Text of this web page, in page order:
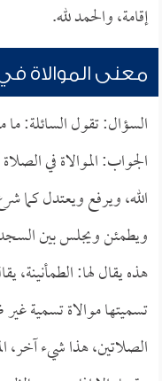
إقامة، والحمد لله.
معنى الموالاة
السؤال: تقول السائلة: ما
الجواب: الموالاة في
الله، ويرفع ويعتدل كما
ويطمئن ويجلس بين
هذه يقال لها: الطمأنينة،
تسميتها موالاة تسمية غير
الصلاتين، هذا شيء آخر،